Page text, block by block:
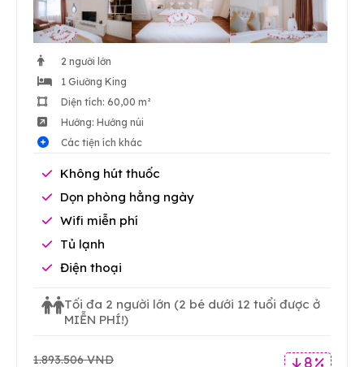
2 người lớn
1 Giường King
Diện tích: 60,00 m²
Hướng: Hướng núi
Các tiện ích khác
Không hút thuốc
Dọn phòng hằng ngày
Wifi miễn phí
Tủ lạnh
Điện thoại
Tối đa 2 người lớn (2 bé dưới 12 tuổi được ở
MIỄN PHÍ!)
8 %
1.893.506 VND